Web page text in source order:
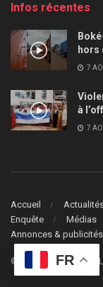
Infos récentes
hors
7
à
7
Accueil
Enquête
Médias
Annonces & publicités
© 2024 Le Guide Info -
FR